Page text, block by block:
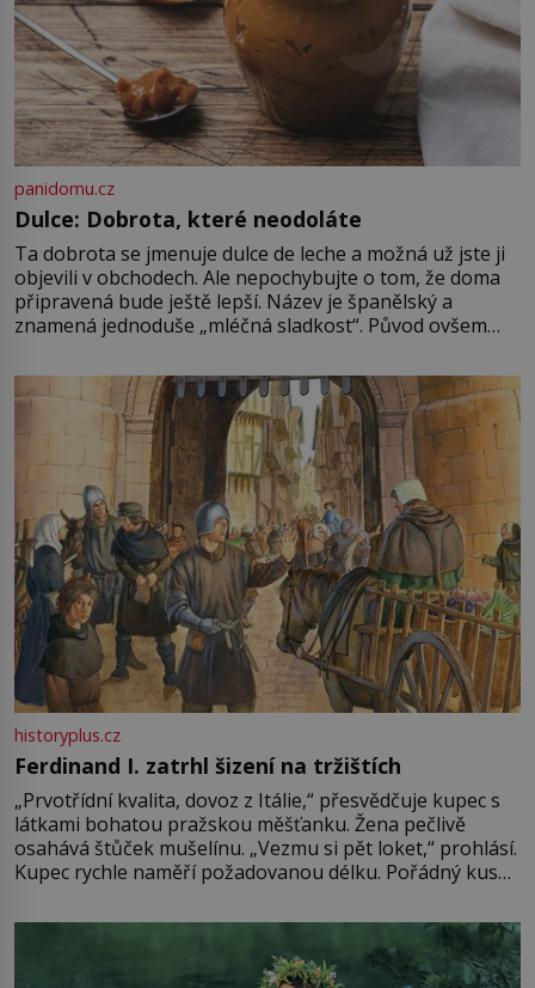
panidomu.cz
Dulce: Dobrota, které neodoláte
Ta dobrota se jmenuje dulce de leche a možná už jste ji
objevili v obchodech. Ale nepochybujte o tom, že doma
připravená bude ještě lepší. Název je španělský a
znamená jednoduše „mléčná sladkost“. Původ ovšem
pře hned několik latinskoamerických zemí a k tomu
Francie, kde se traduje,
historyplus.cz
Ferdinand I. zatrhl šizení na tržištích
„Prvotřídní kvalita, dovoz z Itálie,“ přesvědčuje kupec s
látkami bohatou pražskou měšťanku. Žena pečlivě
osahává štůček mušelínu. „Vezmu si pět loket,“ prohlásí.
Kupec rychle naměří požadovanou délku. Pořádný kus
milostpaní. Stačí jenom na sukni,“ zhodnotí švadlena
množství růžového mušelínu. „Ošidili vás, podívejte.“
Vezme do ruky dřevěnou